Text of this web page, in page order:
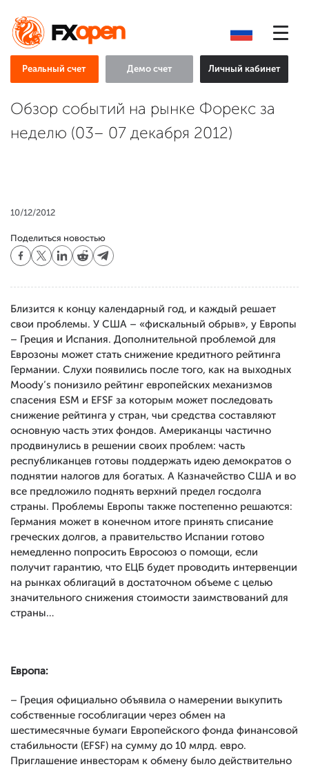
Реальный счет Демо счет Личный кабинет
Обзор событий на рынке Форекс за
неделю (03– 07 декабря 2012)
10/12/2012
Поделиться новостью
Близится к концу календарный год, и каждый решает
свои проблемы. У США – «фискальный обрыв», у Европы
– Греция и Испания. Дополнительной проблемой для
Еврозоны может стать снижение кредитного рейтинга
Германии. Слухи появились после того, как на выходных
Moody’s понизило рейтинг европейских механизмов
спасения ESM и EFSF за которым может последовать
снижение рейтинга у стран, чьи средства составляют
основную часть этих фондов. Американцы частично
продвинулись в решении своих проблем: часть
республиканцев готовы поддержать идею демократов о
поднятии налогов для богатых. А Казначейство США и во
все предложило поднять верхний предел госдолга
страны. Проблемы Европы также постепенно решаются:
Германия может в конечном итоге принять списание
греческих долгов, а правительство Испании готово
немедленно попросить Евросоюз о помощи, если
получит гарантию, что ЕЦБ будет проводить интервенции
на рынках облигаций в достаточном объеме с целью
значительного снижения стоимости заимствований для
страны…
Европа:
– Греция официально объявила о намерении выкупить
собственные гособлигации через обмен на
шестимесячные бумаги Европейского фонда финансовой
стабильности (EFSF) на сумму до 10 млрд. евро.
Приглашение инвесторам к обмену было действительно